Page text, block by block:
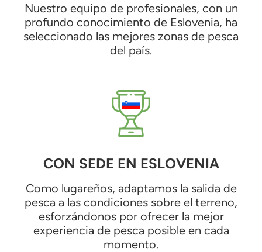
Nuestro equipo de profesionales, con un
profundo conocimiento de Eslovenia, ha
seleccionado las mejores zonas de pesca
del país.
CON SEDE EN ESLOVENIA
Como lugareños, adaptamos la salida de
pesca a las condiciones sobre el terreno,
esforzándonos por ofrecer la mejor
experiencia de pesca posible en cada
momento.